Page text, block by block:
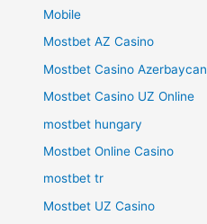
Mobile
Mostbet AZ Casino
Mostbet Casino Azerbaycan
Mostbet Casino UZ Online
mostbet hungary
Mostbet Online Casino
mostbet tr
Mostbet UZ Casino